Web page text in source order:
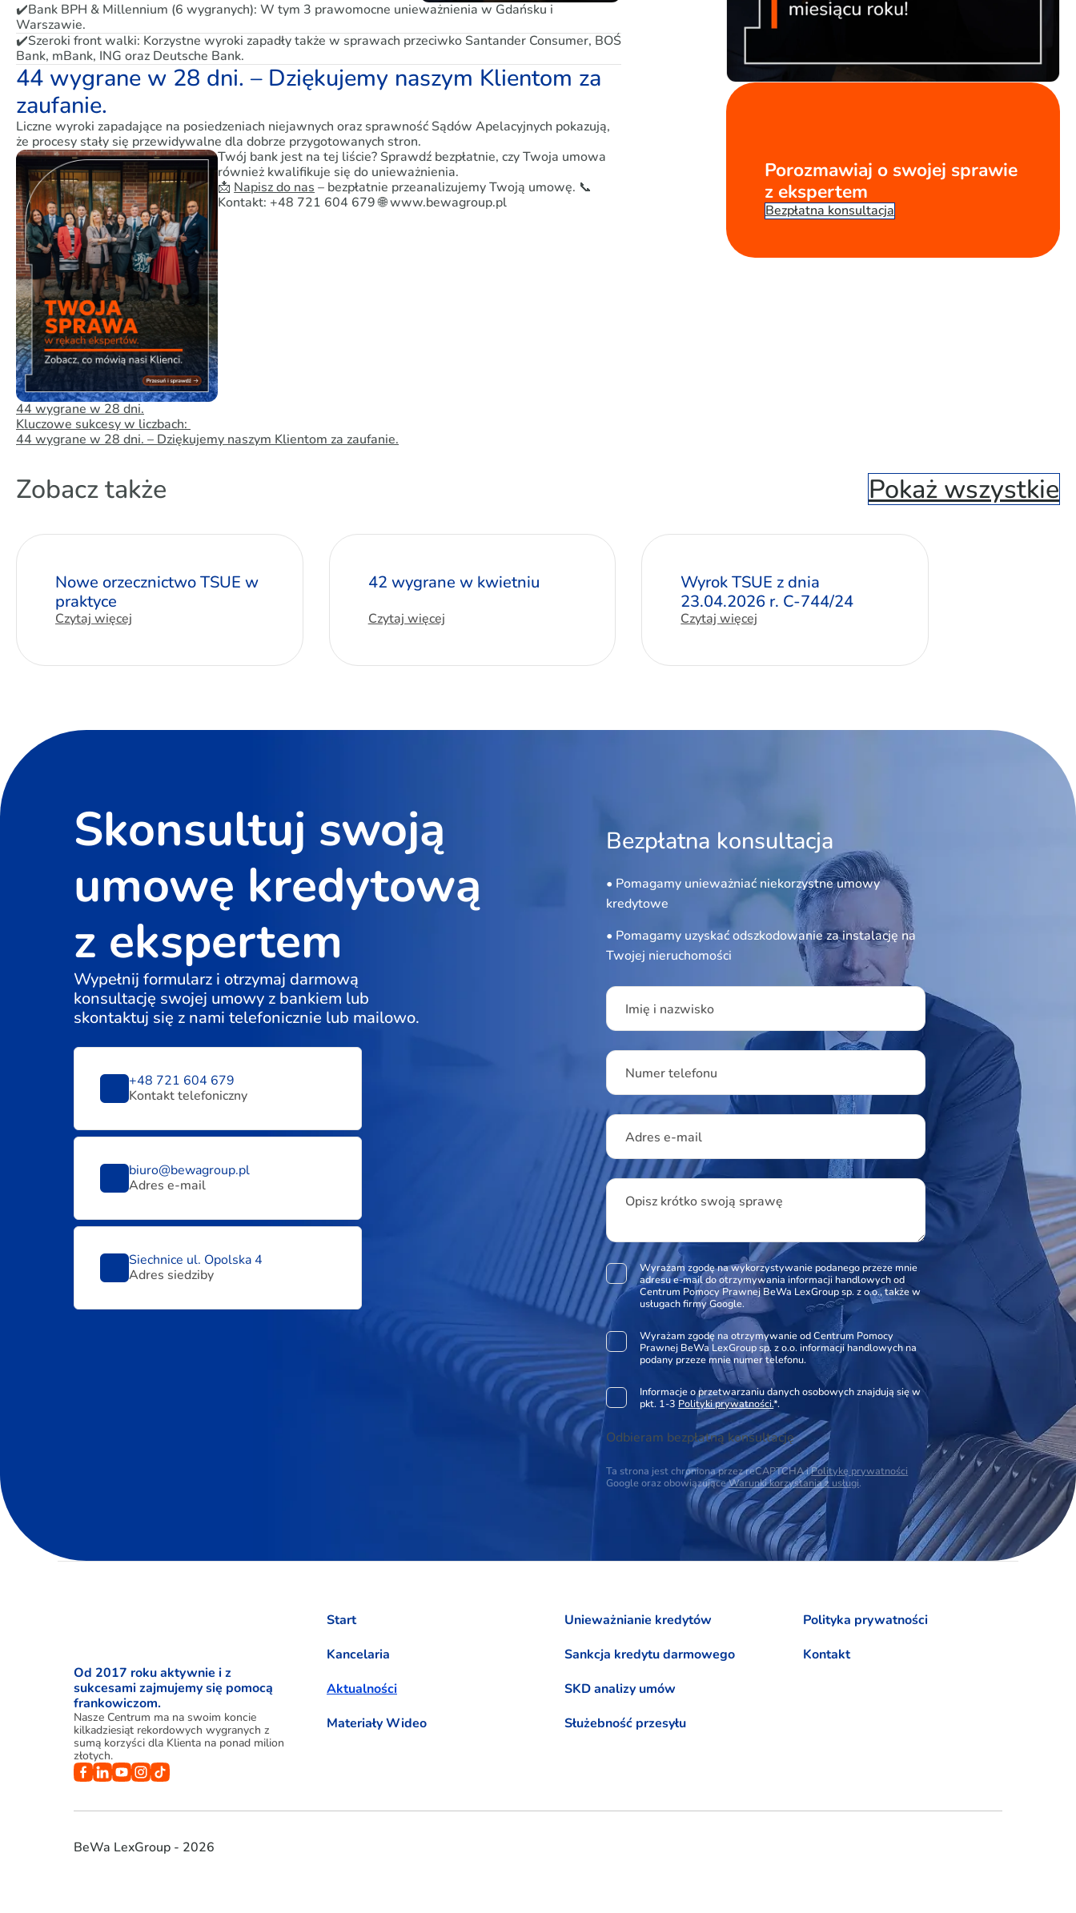
✔️Bank BPH & Millennium (6 wygranych): W tym 3 prawomocne unieważnienia w Gdańsku i
Warszawie.
✔️Szeroki front walki: Korzystne wyroki zapadły także w sprawach przeciwko Santander Consumer, BOŚ
Bank, mBank, ING oraz Deutsche Bank.
44 wygrane w 28 dni. – Dziękujemy naszym Klientom za
zaufanie.
Liczne wyroki zapadające na posiedzeniach niejawnych oraz sprawność Sądów Apelacyjnych pokazują,
że procesy stały się przewidywalne dla dobrze przygotowanych stron.
Twój bank jest na tej liście? Sprawdź bezpłatnie, czy Twoja umowa
również kwalifikuje się do unieważnienia.
📩 Napisz do nas – bezpłatnie przeanalizujemy Twoją umowę. 📞
Kontakt: +48 721 604 679 🌐 www.bewagroup.pl
44 wygrane w 28 dni.
Kluczowe sukcesy w liczbach:
44 wygrane w 28 dni. – Dziękujemy naszym Klientom za zaufanie.
Porozmawiaj o swojej sprawie
z ekspertem
Bezpłatna konsultacja
Zobacz także Pokaż wszystkie
Nowe orzecznictwo TSUE w
praktyce
Czytaj więcej
42 wygrane w kwietniu
Czytaj więcej
Wyrok TSUE z dnia
23.04.2026 r. C-744/24
Czytaj więcej
Skonsultuj swoją
umowę kredytową
z ekspertem
Wypełnij formularz i otrzymaj darmową
konsultację swojej umowy z bankiem lub
skontaktuj się z nami telefonicznie lub mailowo.
+48 721 604 679
Kontakt telefoniczny
biuro@bewagroup.pl
Adres e-mail
Siechnice ul. Opolska 4
Adres siedziby
Bezpłatna konsultacja
• Pomagamy unieważniać niekorzystne umowy
kredytowe
• Pomagamy uzyskać odszkodowanie za instalację na
Twojej nieruchomości
Please leave this field empty.
Imię i nazwisko
Numer telefonu
Adres e-mail
Opisz krótko swoją sprawę
Wyrażam zgodę na wykorzystywanie podanego przeze mnie
adresu e-mail do otrzymywania informacji handlowych od
Centrum Pomocy Prawnej BeWa LexGroup sp. z o.o., także w
usługach firmy Google.
Wyrażam zgodę na otrzymywanie od Centrum Pomocy
Prawnej BeWa LexGroup sp. z o.o. informacji handlowych na
podany przeze mnie numer telefonu.
Informacje o przetwarzaniu danych osobowych znajdują się w
pkt. 1-3 Polityki prywatności.*.
Odbieram bezpłatną konsultację
Ta strona jest chroniona przez reCAPTCHA iPolitykę prywatności
Google oraz obowiązująceWarunki korzystania z usługi.
Od 2017 roku aktywnie i z
sukcesami zajmujemy się pomocą
frankowiczom.
Nasze Centrum ma na swoim koncie
kilkadziesiąt rekordowych wygranych z
sumą korzyści dla Klienta na ponad milion
złotych.
Start
Kancelaria
Aktualności
Materiały Wideo
Unieważnianie kredytów
Sankcja kredytu darmowego
SKD analizy umów
Służebność przesyłu
Polityka prywatności
Kontakt
BeWa LexGroup - 2026